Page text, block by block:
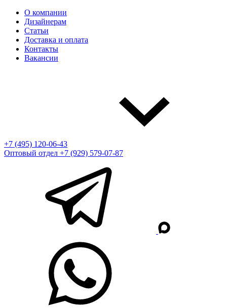
О компании
Дизайнерам
Статьи
Доставка и оплата
Контакты
Вакансии
+7 (495) 120-06-43
Оптовый отдел +7 (929) 579-07-87